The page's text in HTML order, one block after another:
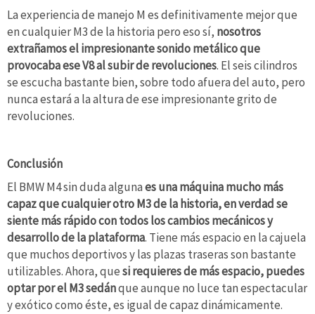
La experiencia de manejo M es definitivamente mejor que
en cualquier M3 de la historia pero eso sí, nosotros
extrañamos el impresionante sonido metálico que
provocaba ese V8 al subir de revoluciones. El seis cilindros
se escucha bastante bien, sobre todo afuera del auto, pero
nunca estará a la altura de ese impresionante grito de
revoluciones.
Conclusión
El BMW M4 sin duda algunaes una máquina mucho más
capaz que cualquier otro M3 de la historia, en verdad se
siente más rápido con todos los cambios mecánicos y
desarrollo de la plataforma. Tiene más espacio en la cajuela
que muchos deportivos y las plazas traseras son bastante
utilizables. Ahora, quesi requieres de más espacio, puedes
optar por el M3 sedánque aunque no luce tan espectacular
y exótico como éste, es igual de capaz dinámicamente.